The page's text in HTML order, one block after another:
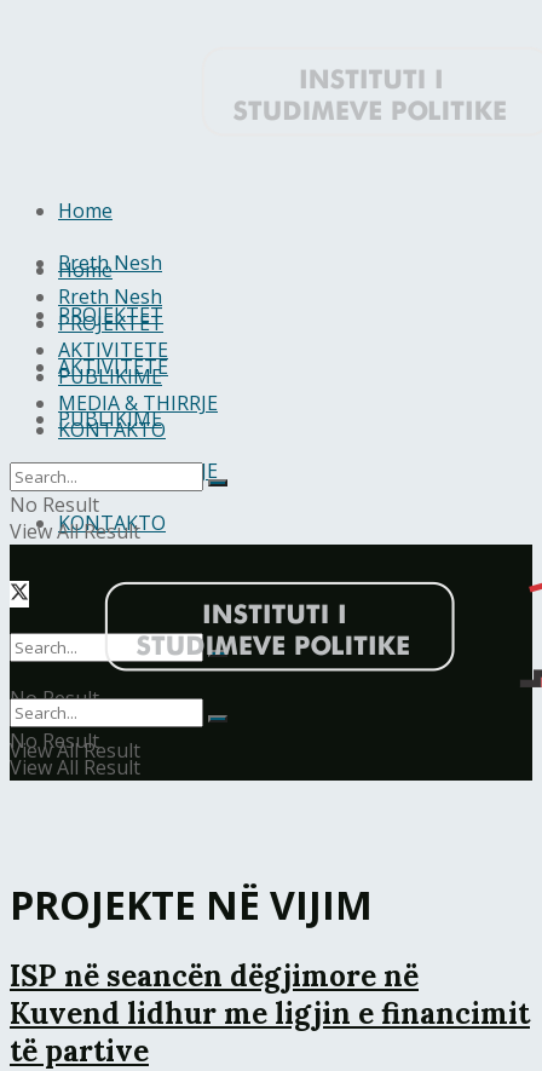
Home
Rreth Nesh
PROJEKTET
AKTIVITETE
PUBLIKIME
MEDIA & THIRRJE
KONTAKTO
No Result
View All Result
Home
Rreth Nesh
PROJEKTET
AKTIVITETE
PUBLIKIME
MEDIA & THIRRJE
KONTAKTO
No Result
View All Result
No Result
View All Result
PROJEKTE NË VIJIM
ISP në seancën dëgjimore në
Kuvend lidhur me ligjin e financimit
të partive